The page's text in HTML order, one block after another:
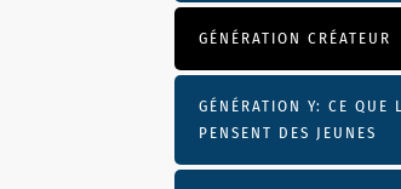
GÉNÉRATION CRÉATEUR
GÉNÉRATION Y: CE QUE
PENSENT DES JEUNES